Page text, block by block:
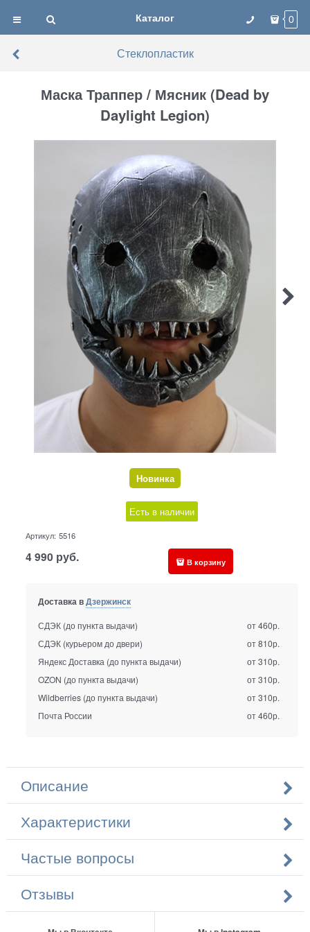
Каталог 0
Стеклопластик
Маска Траппер / Мясник (Dead by
Daylight Legion)
Новинка
Есть в наличии
Артикул: 5516
4 990 руб. В корзину
Доставка вДзержинск
СДЭК (до пункта выдачи)
от 460р.
СДЭК (курьером до двери)
от 810р.
Яндекс Доставка (до пункта выдачи)
от 310р.
OZON (до пункта выдачи)
от 310р.
Wildberries (до пункта выдачи)
от 310р.
Почта России
от 460р.
Описание
Характеристики
Частые вопросы
Отзывы